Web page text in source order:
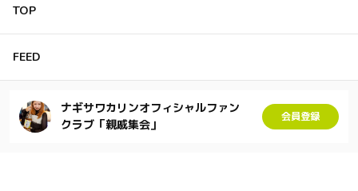
TOP
FEED
ナギサワカリンオフィシャルファン
クラブ「親戚集会」
会員登録